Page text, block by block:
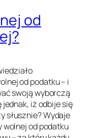
od
od podatku – i
swoją wyborczą
iż odbije się
słusznie? Wydaje
wolnej od podatku